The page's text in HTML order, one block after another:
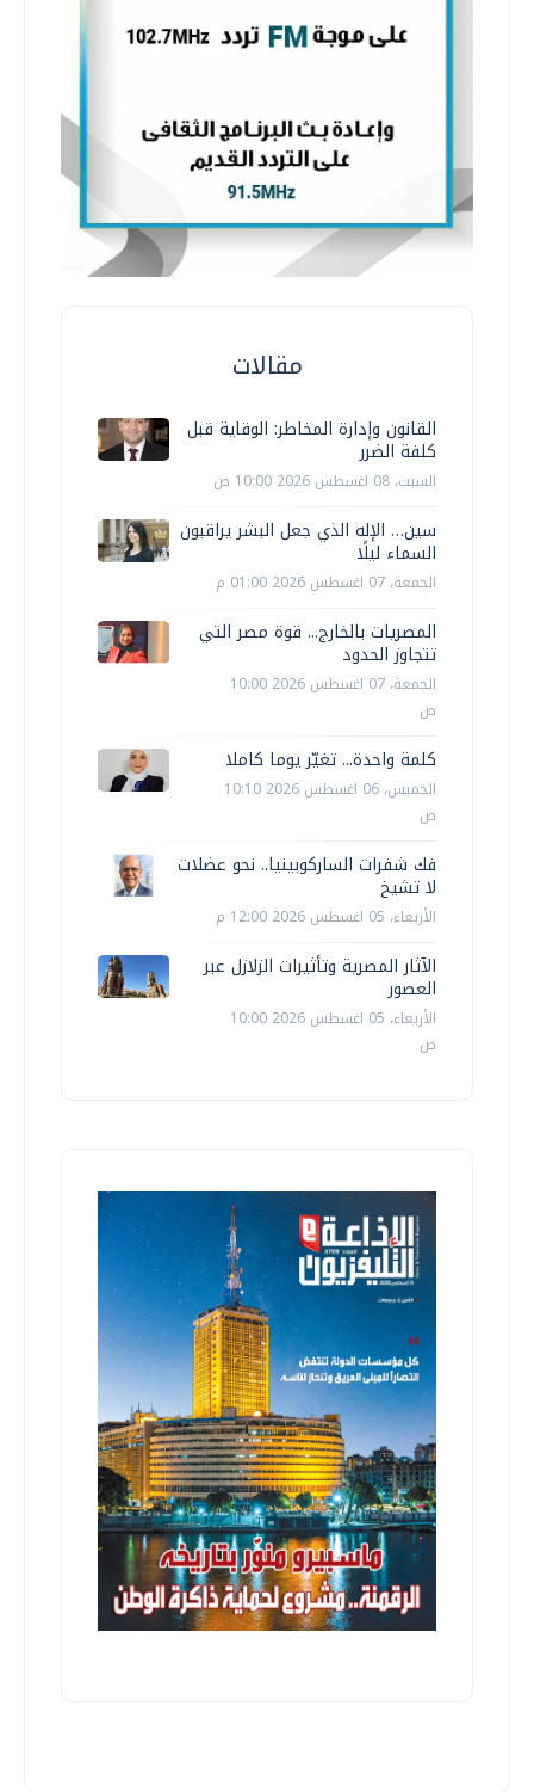
مقالات
القانون وإدارة المخاطر: الوقاية قبل
كلفة الضرر
السبت، 08 اغسطس 2026 10:00 ص
سين… الإله الذي جعل البشر يراقبون
السماء ليلًا
الجمعة، 07 اغسطس 2026 01:00 م
المصريات بالخارج... قوة مصر التي
تتجاوز الحدود
الجمعة، 07 اغسطس 2026 10:00
ص
كلمة واحدة... تغيّر يوما كاملا
الخميس، 06 اغسطس 2026 10:10
ص
فك شفرات الساركوبينيا.. نحو عضلات
لا تشيخ
الأربعاء، 05 اغسطس 2026 12:00 م
الآثار المصرية وتأثيرات الزلازل عبر
العصور
الأربعاء، 05 اغسطس 2026 10:00
ص